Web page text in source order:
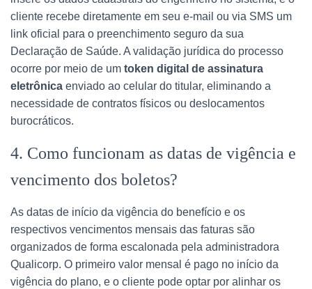
cliente recebe diretamente em seu e-mail ou via SMS um
link oficial para o preenchimento seguro da sua
Declaração de Saúde. A validação jurídica do processo
ocorre por meio de um token digital de assinatura
eletrônica enviado ao celular do titular, eliminando a
necessidade de contratos físicos ou deslocamentos
burocráticos.
4. Como funcionam as datas de vigência e
vencimento dos boletos?
As datas de início da vigência do benefício e os
respectivos vencimentos mensais das faturas são
organizados de forma escalonada pela administradora
Qualicorp. O primeiro valor mensal é pago no início da
vigência do plano, e o cliente pode optar por alinhar os